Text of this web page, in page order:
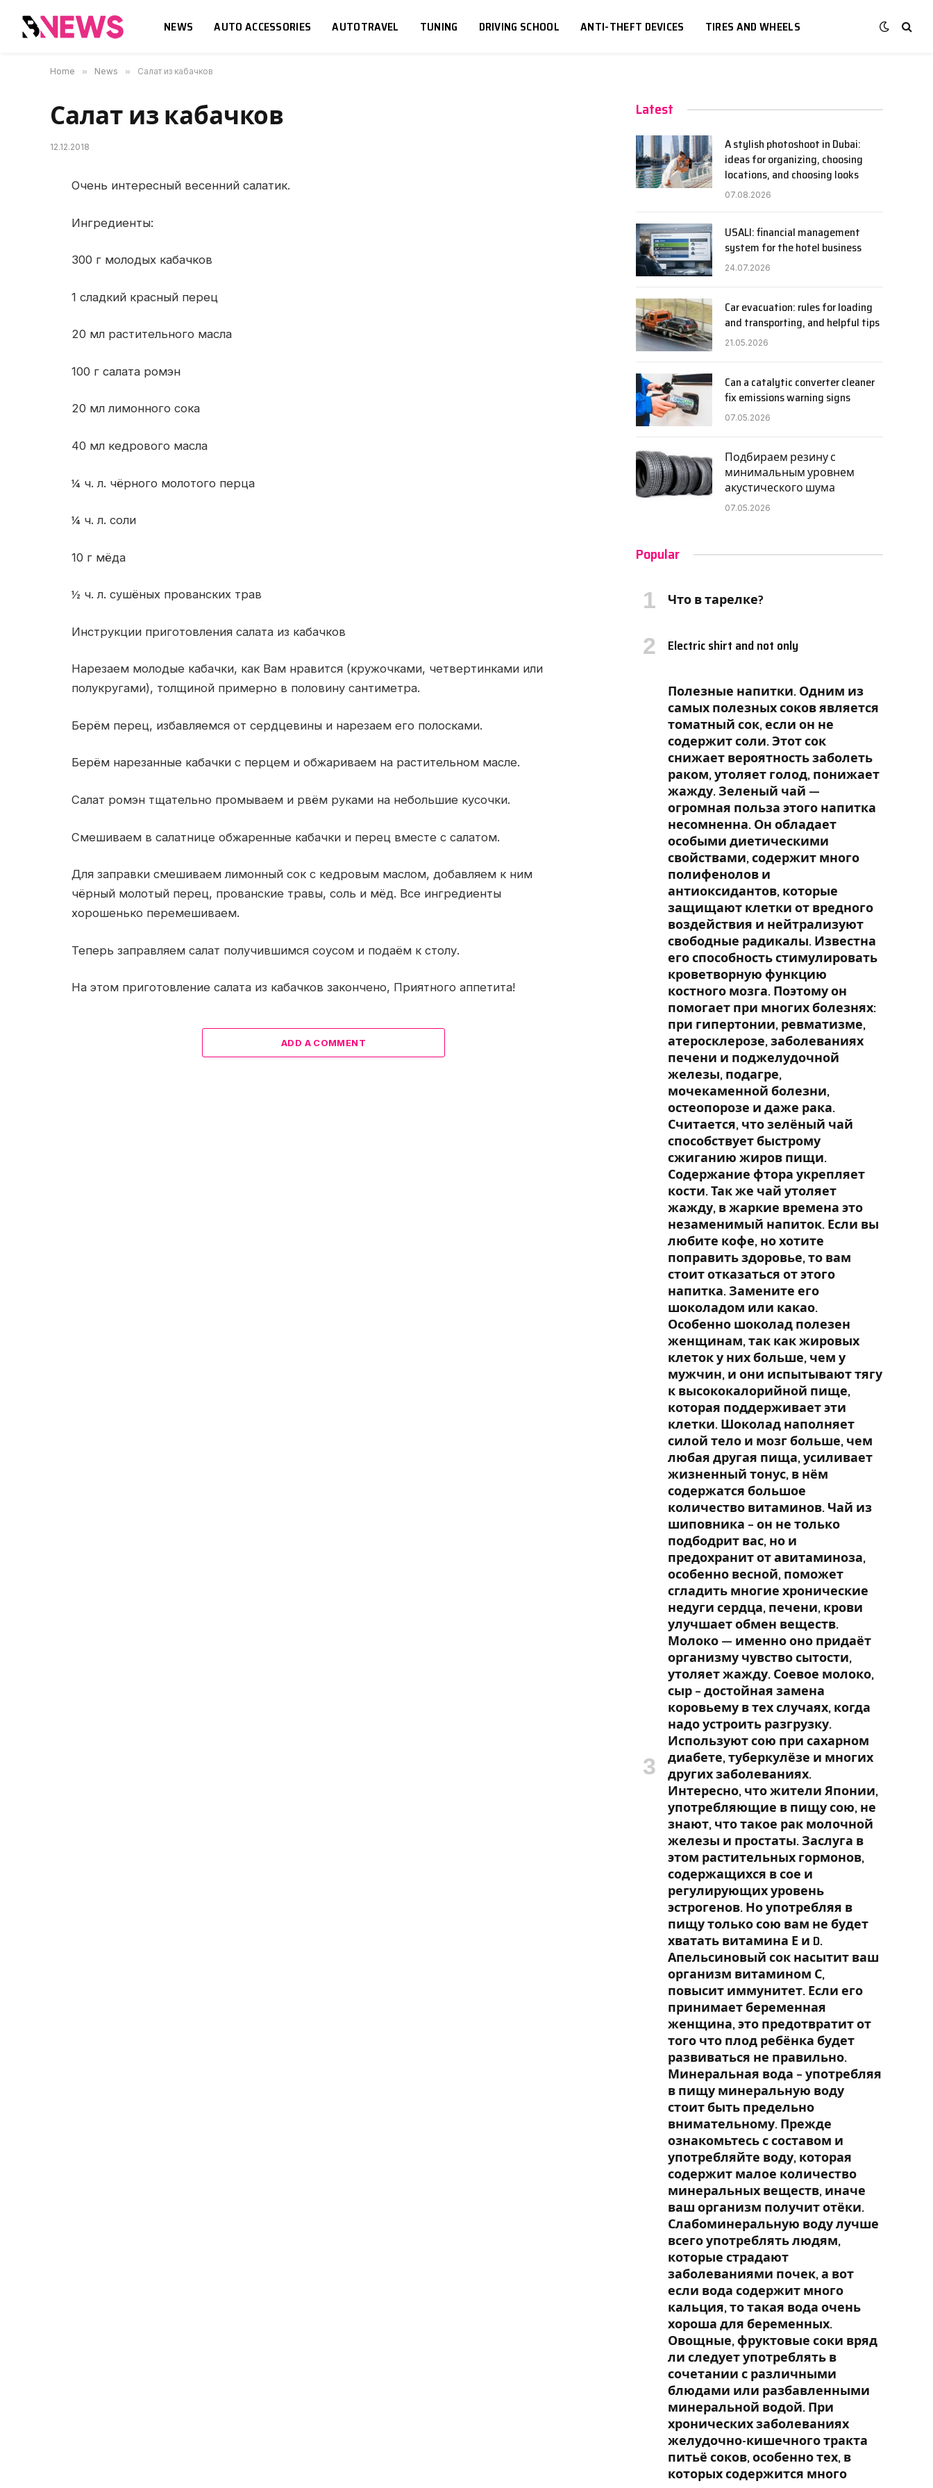
NEWS AUTO ACCESSORIES AUTOTRAVEL TUNING DRIVING SCHOOL ANTI-THEFT DEVICES TIRES AND WHEELS
Home » News » Салат из кабачков
Салат из кабачков
12.12.2018
Очень интересный весенний салатик.
Ингредиенты:
300 г молодых кабачков
1 сладкий красный перец
20 мл растительного масла
100 г салата ромэн
20 мл лимонного сока
40 мл кедрового масла
¼ ч. л. чёрного молотого перца
¼ ч. л. соли
10 г мёда
½ ч. л. сушёных прованских трав
Инструкции приготовления салата из кабачков
Нарезаем молодые кабачки, как Вам нравится (кружочками, четвертинками или
полукругами), толщиной примерно в половину сантиметра.
Берём перец, избавляемся от сердцевины и нарезаем его полосками.
Берём нарезанные кабачки с перцем и обжариваем на растительном масле.
Салат ромэн тщательно промываем и рвём руками на небольшие кусочки.
Смешиваем в салатнице обжаренные кабачки и перец вместе с салатом.
Для заправки смешиваем лимонный сок с кедровым маслом, добавляем к ним
чёрный молотый перец, прованские травы, соль и мёд. Все ингредиенты
хорошенько перемешиваем.
Теперь заправляем салат получившимся соусом и подаём к столу.
На этом приготовление салата из кабачков закончено, Приятного аппетита!
ADD A COMMENT
Latest
A stylish photoshoot in Dubai:
ideas for organizing, choosing
locations, and choosing looks
07.08.2026
USALI: financial management
system for the hotel business
24.07.2026
Car evacuation: rules for loading
and transporting, and helpful tips
21.05.2026
Can a catalytic converter cleaner
fix emissions warning signs
07.05.2026
Подбираем резину с
минимальным уровнем
акустического шума
07.05.2026
Popular
Что в тарелке?
Electric shirt and not only
Полезные напитки. Одним из
самых полезных соков является
томатный сок, если он не
содержит соли. Этот сок
снижает вероятность заболеть
раком, утоляет голод, понижает
жажду. Зеленый чай —
огромная польза этого напитка
несомненна. Он обладает
особыми диетическими
свойствами, содержит много
полифенолов и
антиоксидантов, которые
защищают клетки от вредного
воздействия и нейтрализуют
свободные радикалы. Известна
его способность стимулировать
кроветворную функцию
костного мозга. Поэтому он
помогает при многих болезнях:
при гипертонии, ревматизме,
атеросклерозе, заболеваниях
печени и поджелудочной
железы, подагре,
мочекаменной болезни,
остеопорозе и даже рака.
Считается, что зелёный чай
способствует быстрому
сжиганию жиров пищи.
Содержание фтора укрепляет
кости. Так же чай утоляет
жажду, в жаркие времена это
незаменимый напиток. Если вы
любите кофе, но хотите
поправить здоровье, то вам
стоит отказаться от этого
напитка. Замените его
шоколадом или какао.
Особенно шоколад полезен
женщинам, так как жировых
клеток у них больше, чем у
мужчин, и они испытывают тягу
к высококалорийной пище,
которая поддерживает эти
клетки. Шоколад наполняет
силой тело и мозг больше, чем
любая другая пища, усиливает
жизненный тонус, в нём
содержатся большое
количество витаминов. Чай из
шиповника – он не только
подбодрит вас, но и
предохранит от авитаминоза,
особенно весной, поможет
сгладить многие хронические
недуги сердца, печени, крови
улучшает обмен веществ.
Молоко — именно оно придаёт
организму чувство сытости,
утоляет жажду. Соевое молоко,
сыр – достойная замена
коровьему в тех случаях, когда
надо устроить разгрузку.
Используют сою при сахарном
диабете, туберкулёзе и многих
других заболеваниях.
Интересно, что жители Японии,
употребляющие в пищу сою, не
знают, что такое рак молочной
железы и простаты. Заслуга в
этом растительных гормонов,
содержащихся в сое и
регулирующих уровень
эстрогенов. Но употребляя в
пищу только сою вам не будет
хватать витамина Е и D.
Апельсиновый сок насытит ваш
организм витамином С,
повысит иммунитет. Если его
принимает беременная
женщина, это предотвратит от
того что плод ребёнка будет
развиваться не правильно.
Минеральная вода – употребляя
в пищу минеральную воду
стоит быть предельно
внимательному. Прежде
ознакомьтесь с составом и
употребляйте воду, которая
содержит малое количество
минеральных веществ, иначе
ваш организм получит отёки.
Слабоминеральную воду лучше
всего употреблять людям,
которые страдают
заболеваниями почек, а вот
если вода содержит много
кальция, то такая вода очень
хороша для беременных.
Овощные, фруктовые соки вряд
ли следует употреблять в
сочетании с различными
блюдами или разбавленными
минеральной водой. При
хронических заболеваниях
желудочно-кишечного тракта
питьё соков, особенно тех, в
которых содержится много